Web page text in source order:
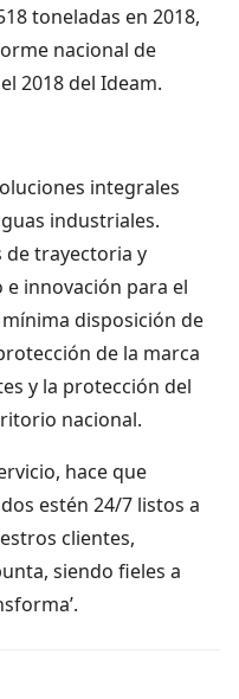
toneladas en 2018,
nacional de
2018 del Ideam.
integrales
industriales.
de trayectoria y
innovación para el
disposición de
de la marca
y la protección del
nacional.
hace que
estén 24/7 listos a
clientes,
siendo fieles a